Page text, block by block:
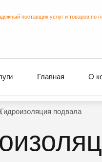
поставщик услуг и товаров по
Главная О
Гидроизоляция подвала